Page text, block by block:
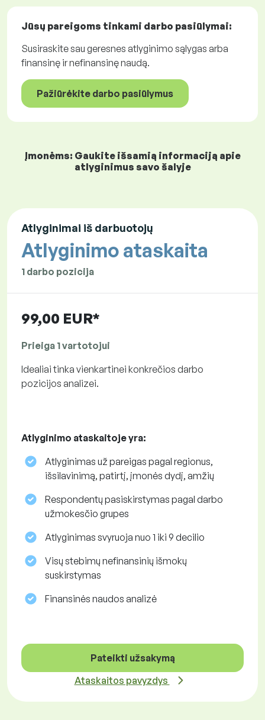
Jūsų pareigoms tinkami darbo pasiūlymai:
Susiraskite sau geresnes atlyginimo sąlygas arba
finansinę ir nefinansinę naudą.
Pažiūrėkite darbo pasiūlymus
Įmonėms: Gaukite išsamią informaciją apie
atlyginimus savo šalyje
Atlyginimai iš darbuotojų
Atlyginimo ataskaita
1 darbo pozicija
99,00 EUR*
Prieiga 1 vartotojui
Idealiai tinka vienkartinei konkrečios darbo
pozicijos analizei.
Atlyginimo ataskaitoje yra:
Atlyginimas už pareigas pagal regionus,
išsilavinimą, patirtį, įmonės dydį, amžių
Respondentų pasiskirstymas pagal darbo
užmokesčio grupes
Atlyginimas svyruoja nuo 1 iki 9 decilio
Visų stebimų nefinansinių išmokų
suskirstymas
Finansinės naudos analizė
Pateikti užsakymą
Ataskaitos pavyzdys